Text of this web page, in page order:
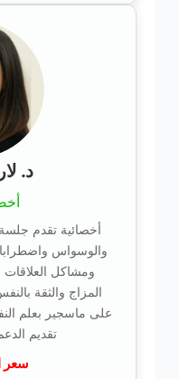
د.
أخصائية تقدم جلسة
والوسواس
ومشاكل العلاقات
المزاج والثقة
تقديم
سعر